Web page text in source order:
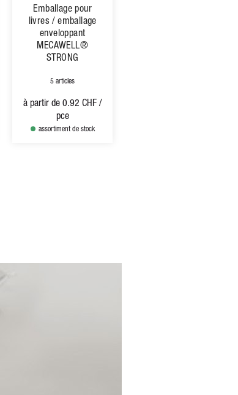
Emballage pour
livres / emballage
enveloppant
MECAWELL®
STRONG
5 articles
à partir de0.92 CHF /
pce
assortiment de stock